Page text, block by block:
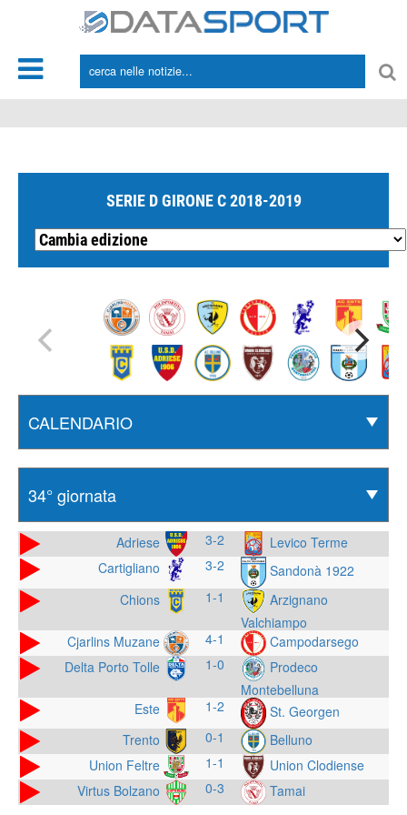
SERIE D GIRONE C 2018-2019
Adriese 3-2
Levico Terme
Cartigliano
3-2
Sandonà 1922
Chions
1-1
Arzignano
Valchiampo
Cjarlins Muzane
4-1
Campodarsego
Delta Porto Tolle
1-0
Prodeco
Montebelluna
Este
1-2
St. Georgen
Trento
0-1
Belluno
Union Feltre
1-1
Union Clodiense
Virtus Bolzano
0-3 Tamai